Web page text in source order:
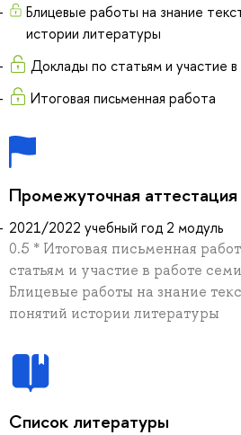
Блицевые работы на знание
истории литературы
Доклады по статьям и участие
Итоговая письменная работа
Промежуточная аттестация
2021/2022 учебный год 2 модуль
0.5 * Итоговая письменная
статьям и участие в работе
Блицевые работы на знание
понятий истории литературы
Список литературы